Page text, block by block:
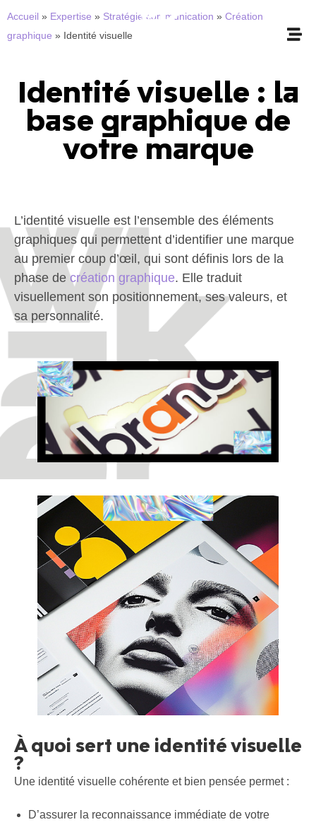
Accueil » Expertise » Stratégie communication » Création
graphique » Identité visuelle
Identité visuelle : la
base graphique de
votre marque
L’identité visuelle est l’ensemble des éléments
graphiques qui permettent d’identifier une marque
au premier coup d’œil, qui sont définis lors de la
phase de création graphique. Elle traduit
visuellement son positionnement, ses valeurs, et
sa personnalité.
À quoi sert une identité visuelle
?
Une identité visuelle cohérente et bien pensée permet :
D’assurer la reconnaissance immédiate de votre